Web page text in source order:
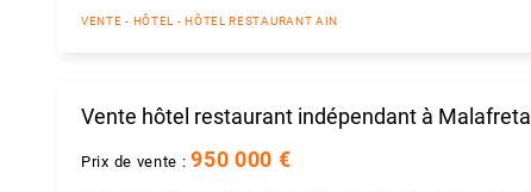
VENTE - HÔTEL - HÔTEL RESTAURANT AIN
Vente hôtel restaurant indépendant à
Prix de vente :950 000 €